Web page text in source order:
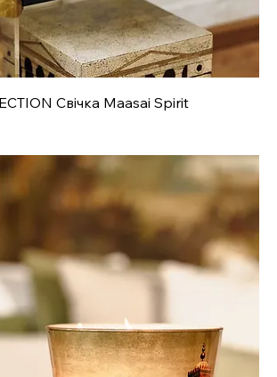
Свічка Maasai Spirit